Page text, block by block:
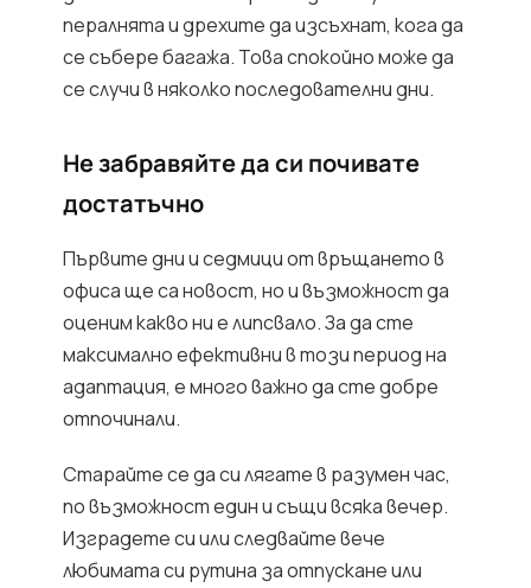
пералнята и дрехите да изсъхнат, кога да
се събере багажа. Това спокойно може да
се случи в няколко последователни дни.
Не забравяйте да си почивате
достатъчно
Първите дни и седмици от връщането в
офиса ще са новост, но и възможност да
оценим какво ни е липсвало. За да сте
максимално ефективни в този период на
адаптация, е много важно да сте добре
отпочинали.
Старайте се да си лягате в разумен час,
по възможност един и същи всяка вечер.
Изградете си или следвайте вече
любимата си рутина за отпускане или